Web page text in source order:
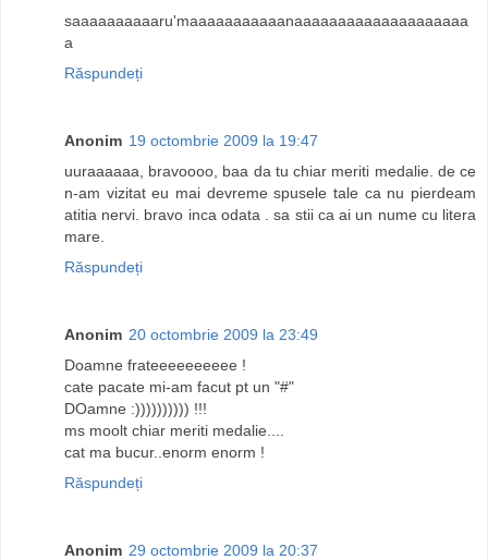
saaaaaaaaaaru'maaaaaaaaaaanaaaaaaaaaaaaaaaaaaaa
a
Răspundeți
Anonim 19 octombrie 2009 la 19:47
uuraaaaaa, bravoooo, baa da tu chiar meriti medalie. de ce
n-am vizitat eu mai devreme spusele tale ca nu pierdeam
atitia nervi. bravo inca odata . sa stii ca ai un nume cu litera
mare.
Răspundeți
Anonim 20 octombrie 2009 la 23:49
Doamne frateeeeeeeeee !
cate pacate mi-am facut pt un "#"
DOamne :)))))))))) !!!
ms moolt chiar meriti medalie....
cat ma bucur..enorm enorm !
Răspundeți
Anonim 29 octombrie 2009 la 20:37